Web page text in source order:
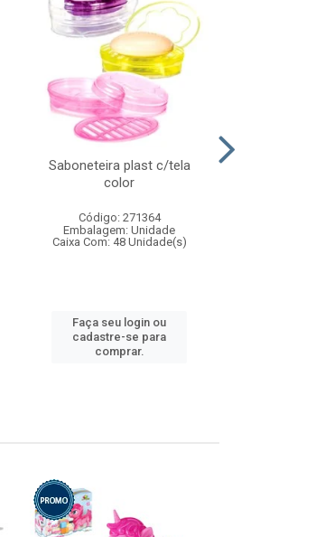
Saboneteira plast c/tela
color
Código: 271364
Embalagem: Unidade
Caixa Com: 48 Unidade(s)
Faça seu login ou
cadastre-se para
comprar.